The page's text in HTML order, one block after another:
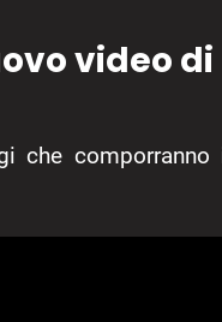
video di
che